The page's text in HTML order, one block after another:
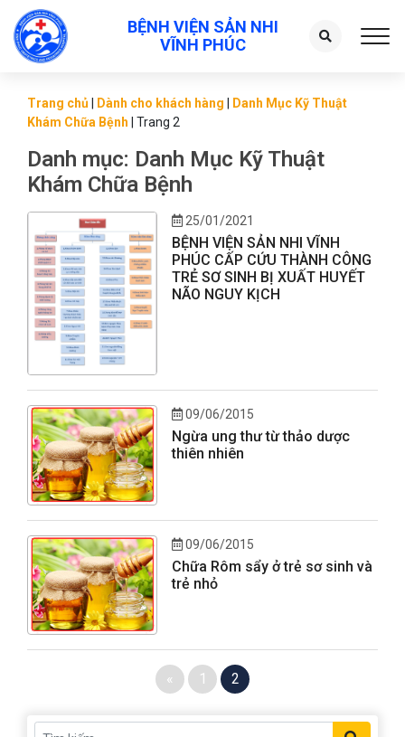
BỆNH VIỆN SẢN NHI
VĨNH PHÚC
Trang chủ Dành cho khách hàng
Danh Mục Kỹ Thuật
Khám Chữa Bệnh
Trang 2
Danh mục: Danh Mục Kỹ Thuật
Khám Chữa Bệnh
25/01/2021
BỆNH VIỆN SẢN NHI VĨNH
PHÚC CẤP CỨU THÀNH CÔNG
TRẺ SƠ SINH BỊ XUẤT HUYẾT
NÃO NGUY KỊCH
09/06/2015
Ngừa ung thư từ thảo dược
thiên nhiên
09/06/2015
Chữa Rôm sẩy ở trẻ sơ sinh và
trẻ nhỏ
« 1 2